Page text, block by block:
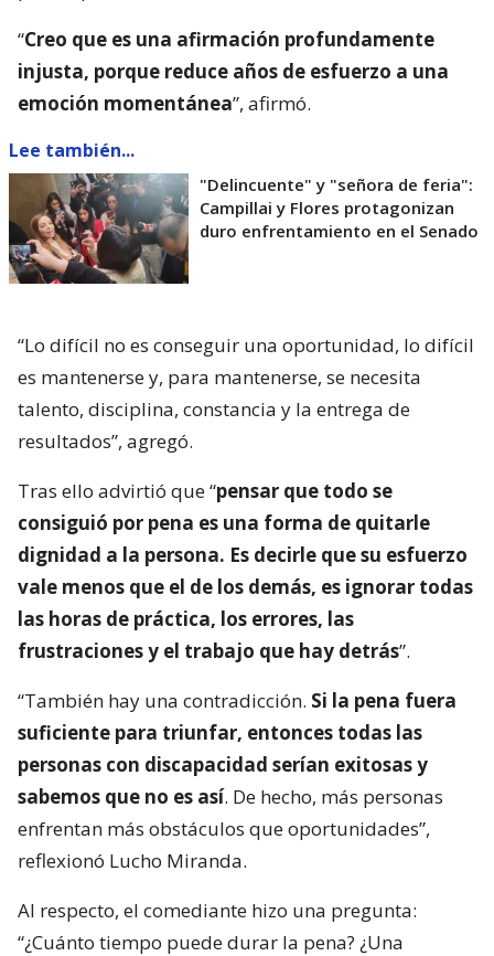
“Creo que es una afirmación profundamente
injusta, porque reduce años de esfuerzo a una
emoción momentánea”, afirmó.
Lee también...
"Delincuente" y "señora de feria":
Campillai y Flores protagonizan
duro enfrentamiento en el Senado
“Lo difícil no es conseguir una oportunidad, lo difícil
es mantenerse y, para mantenerse, se necesita
talento, disciplina, constancia y la entrega de
resultados”, agregó.
Tras ello advirtió que “pensar que todo se
consiguió por pena es una forma de quitarle
dignidad a la persona. Es decirle que su esfuerzo
vale menos que el de los demás, es ignorar todas
las horas de práctica, los errores, las
frustraciones y el trabajo que hay detrás”.
“También hay una contradicción. Si la pena fuera
suficiente para triunfar, entonces todas las
personas con discapacidad serían exitosas y
sabemos que no es así. De hecho, más personas
enfrentan más obstáculos que oportunidades”,
reflexionó Lucho Miranda.
Al respecto, el comediante hizo una pregunta:
“¿Cuánto tiempo puede durar la pena? ¿Una